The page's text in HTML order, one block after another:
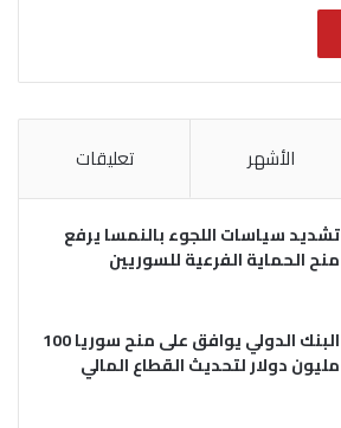
الأشهر تعليقات
تشديد سياسات اللجوء بالنمسا يرفع
منح الحماية الفرعية للسوريين
البنك الدولي يوافق على منح سوريا 100
مليون دولار لتحديث القطاع المالي